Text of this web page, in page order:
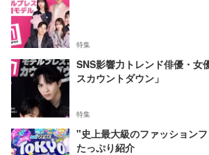
特集
SNS影響力トレンド俳優・女
スカウントダウン」
特集
"史上最大級のファッション
たっぷり紹介